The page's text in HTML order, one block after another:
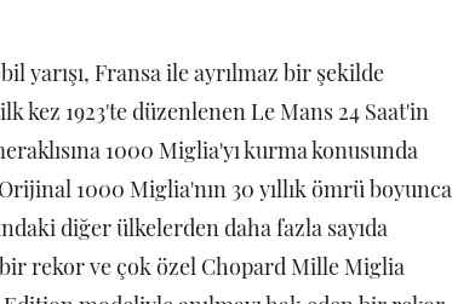
yarışı, Fransa ile ayrılmaz bir şekilde
kez 1923'te düzenlenen Le Mans 24 Saat'in
1000 Miglia'yı kurma konusunda
1000 Miglia'nın 30 yıllık ömrü boyunca
diğer ülkelerden daha fazla sayıda
rekor ve çok özel Chopard Mille Miglia